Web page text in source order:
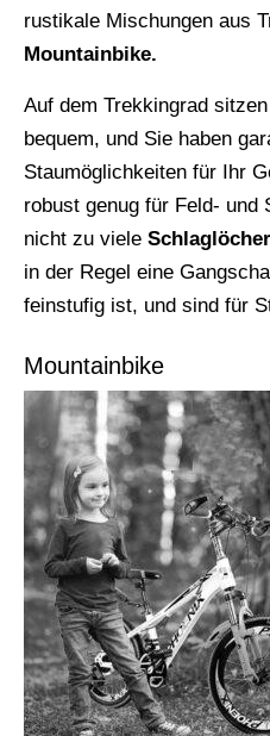
rustikale Mischungen aus
Mountainbike.
Auf dem Trekkingrad
bequem, und Sie haben
Staumöglichkeiten für Ihr
robust genug für Feld- und
nicht zu viele Schlaglöcher
in der Regel eine
feinstufig ist, und sind für
Mountainbike